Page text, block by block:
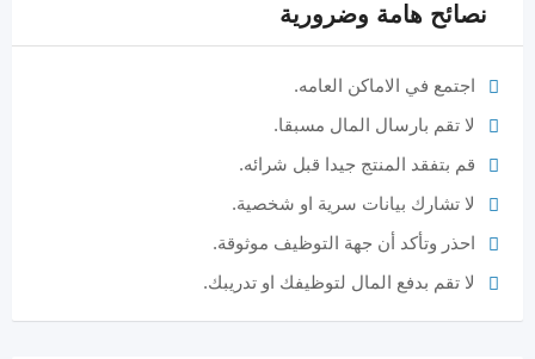
نصائح هامة وضرورية
اجتمع في الاماكن العامه.
لا تقم بارسال المال مسبقا.
قم بتفقد المنتج جيدا قبل شرائه.
لا تشارك بيانات سرية او شخصية.
احذر وتأكد أن جهة التوظيف موثوقة.
لا تقم بدفع المال لتوظيفك او تدريبك.